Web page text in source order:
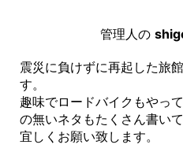
管理人の
震災に負けずに再起した旅
す。
趣味でロードバイクもやっ
の無いネタもたくさん書い
宜しくお願い致します。